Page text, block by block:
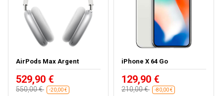
AirPods Max Argent
529,90 €
550,00 € -20,00 €
iPhone X 64 Go
129,90 €
210,00 € -80,00 €